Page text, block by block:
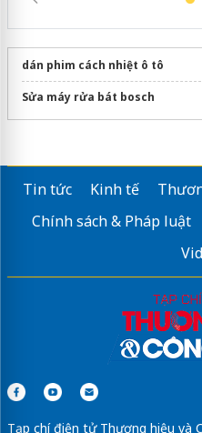
dán phim cách nhiệt ô tô
Sửa máy rửa bát bosch
Tin tức Kinh tế
Chính sách & Pháp luật
Tạp chí điện tử Thương hiệu và